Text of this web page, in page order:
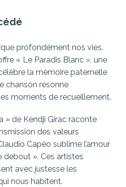
profondément nos vies.
« Le Paradis Blanc », une
la mémoire paternelle
chanson résonne
moments de recueillement.
» de Kendji Girac raconte
des valeurs
Capéo sublime l’amour
debout ». Ces artistes
avec justesse les
nous habitent.